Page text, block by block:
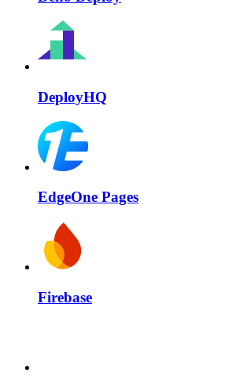
DeployHQ
EdgeOne Pages
Firebase